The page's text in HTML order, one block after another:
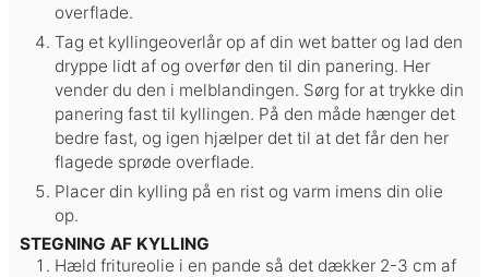
overflade.
Tag et kyllingeoverlår op af din wet batter og lad den
dryppe lidt af og overfør den til din panering. Her
vender du den i melblandingen. Sørg for at trykke din
panering fast til kyllingen. På den måde hænger det
bedre fast, og igen hjælper det til at det får den her
flagede sprøde overflade.
Placer din kylling på en rist og varm imens din olie
op.
STEGNING AF KYLLING
Hæld fritureolie i en pande så det dækker 2-3 cm af